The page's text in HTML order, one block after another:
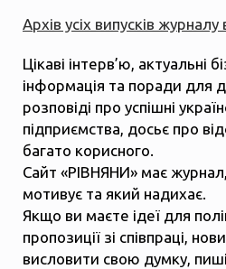
Архів усіх випусків
Цікаві інтерв’ю, актуальні
інформація та поради для
розповіді про успішні
підприємства, досьє про
багато корисного.
Сайт «РІВНЯНИ» має
мотивує та який надихає.
Якщо ви маєте ідеї для
пропозиції зі співпраці,
висловити свою думку,